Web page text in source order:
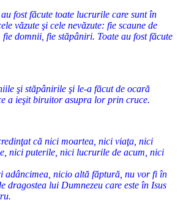
fost făcute toate lucrurile care sunt în
văzute şi cele nevăzute: fie scaune de
domnii, fie stăpâniri. Toate au fost făcute
şi stăpânirile şi le-a făcut de ocară
a ieşit biruitor asupra lor prin cruce.
că nici moartea, nici viaţa, nici
nici puterile, nici lucrurile de acum, nici
adâncimea, nicio altă făptură, nu vor fi în
dragostea lui Dumnezeu care este în Isus